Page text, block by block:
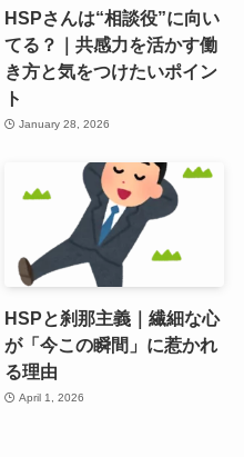
HSPさんは“相談役”に向い
てる？｜共感力を活かす働
き方と気をつけたいポイン
ト
January 28, 2026
HSPと刹那主義｜繊細な心
が「今この瞬間」に惹かれ
る理由
April 1, 2026